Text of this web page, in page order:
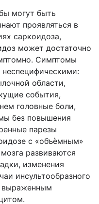
могут быть
проявляться в
саркоидоза,
может достаточно
Симптомы
области,
события,
головные боли,
без повышения
парезы
с «объѐмным»
развиваются
изменения
инсультообразного
выраженным